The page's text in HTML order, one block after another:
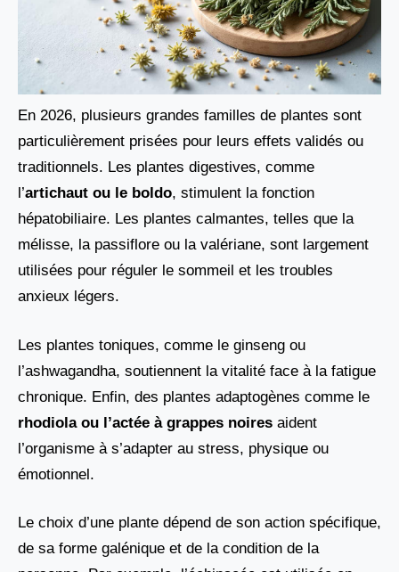
En 2026, plusieurs grandes familles de plantes sont
particulièrement prisées pour leurs effets validés ou
traditionnels. Les plantes digestives, comme
l’artichaut ou le boldo, stimulent la fonction
hépatobiliaire. Les plantes calmantes, telles que la
mélisse, la passiflore ou la valériane, sont largement
utilisées pour réguler le sommeil et les troubles
anxieux légers.
Les plantes toniques, comme le ginseng ou
l’ashwagandha, soutiennent la vitalité face à la fatigue
chronique. Enfin, des plantes adaptogènes comme le
rhodiola ou l’actée à grappes noires aident
l’organisme à s’adapter au stress, physique ou
émotionnel.
Le choix d’une plante dépend de son action spécifique,
de sa forme galénique et de la condition de la